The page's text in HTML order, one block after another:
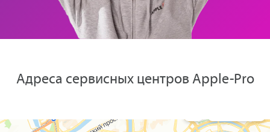
Адреса сервисных центров Apple-Pro